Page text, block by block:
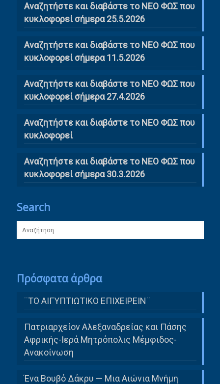
Αναζητήστε και διαβάστε το ΝΕΟ ΦΩΣ που
κυκλοφορεί σήμερα 25.5.2026
Αναζητήστε και διαβάστε το ΝΕΟ ΦΩΣ που
κυκλοφορεί σήμερα 11.5.2026
Αναζητήστε και διαβάστε το ΝΕΟ ΦΩΣ που
κυκλοφορεί σήμερα 27.4.2026
Αναζητήστε και διαβάστε το ΝΕΟ ΦΩΣ που
κυκλοφορεί
Αναζητήστε και διαβάστε το ΝΕΟ ΦΩΣ που
κυκλοφορεί σήμερα 30.3.2026
Search
Πρόσφατα άρθρα
¨ΤΟ ΑΙΓΥΠΤΙΩΤΙΚΟ ΕΠΙΧΕΙΡΕΙΝ¨
Πατριαρχείον Αλεξαναδρείας και Πάσης
Αφρικής-Ιερά Μητρόπολις Μέμφιδος-
Ανακοίνωση
Ένα Βουβό Δάκρυ — Μια Αιώνια Μνήμη